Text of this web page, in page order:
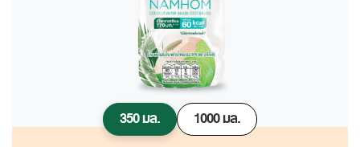
350 มล. 1000 มล.